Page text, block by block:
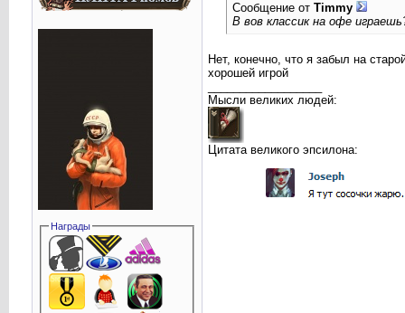
Награды
Сообщение от Timmy
В вов классик на офе
Нет, конечно, что я забыл на
хорошей игрой
Мысли великих людей:
Цитата великого эпсилона: